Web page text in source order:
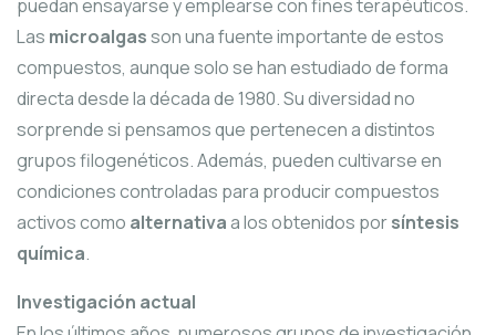
puedan ensayarse y emplearse con fines terapéuticos.
Las microalgasson una fuente importante de estos
compuestos, aunque solo se han estudiado de forma
directa desde la década de 1980. Su diversidad no
sorprende si pensamos que pertenecen a distintos
grupos filogenéticos. Además, pueden cultivarse en
condiciones controladas para producir compuestos
activos como alternativaa los obtenidos porsíntesis
química.
Investigación actual